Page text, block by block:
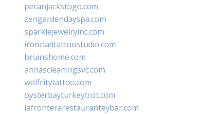
pecanjackstogo.com
zengardendayspa.com
sparklejewelryinc.com
ironcladtattoostudio.com
bruinshome.com
annascleaningsvc.com
wolfcitytattoo.com
oysterbayturkeytrot.com
lafronterarestauranteybar.com